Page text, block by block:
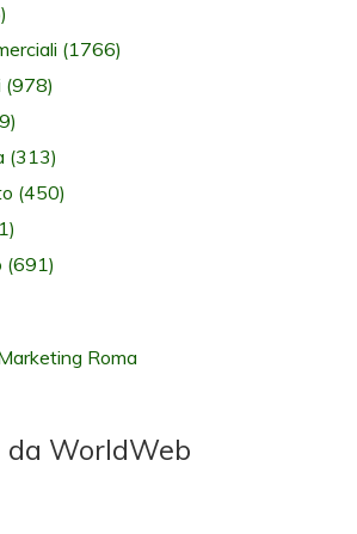
(1766)
(978)
(313)
(450)
(691)
da WorldWeb